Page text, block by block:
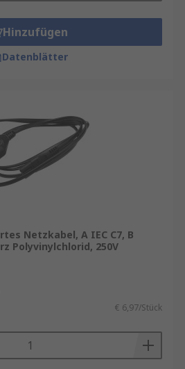
Längen, kürzer als2mbis
z. B.Schwarz
Hinzufügen
Datenblätter
Netzkabel, A IEC C7, B
Polyvinylchlorid, 250V
€ 6,97/Stück